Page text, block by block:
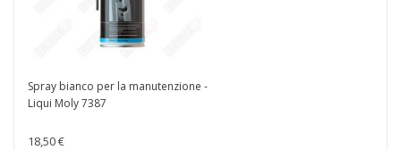
Spray bianco per la manutenzione -
Liqui Moly 7387
18,50 €